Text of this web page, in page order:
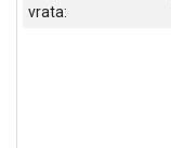
ALAT I
vrata: